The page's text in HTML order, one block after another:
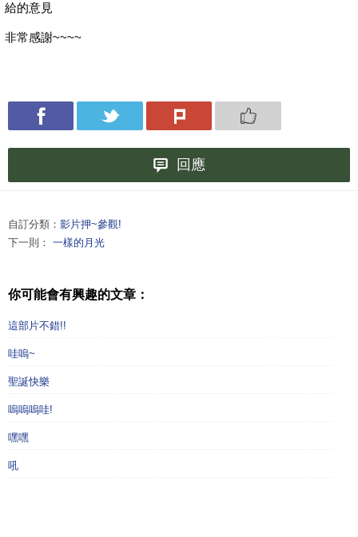
給的意見
非常感謝~~~~
回應
自訂分類： 影片押~參觀!
下一則： 一樣的月光
你可能會有興趣的文章：
這部片不錯!!
哇嗚~
聖誕快樂
嗚嗚嗚哇!
嘿嘿
吼